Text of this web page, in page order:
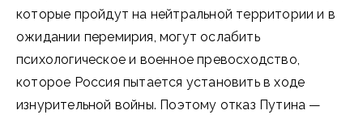
которые пройдут на нейтральной территории и в
ожидании перемирия, могут ослабить
психологическое и военное превосходство,
которое Россия пытается установить в ходе
изнурительной войны. Поэтому отказ Путина —